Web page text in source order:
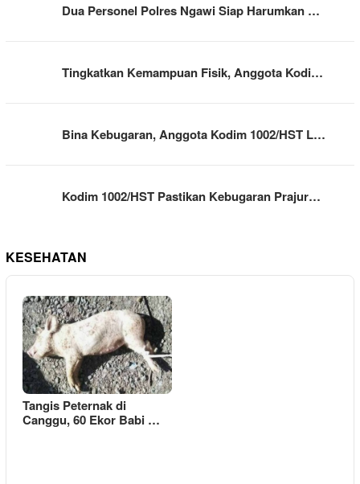
Dua Personel Polres Ngawi Siap Harumkan …
Tingkatkan Kemampuan Fisik, Anggota Kodi…
Bina Kebugaran, Anggota Kodim 1002/HST L…
Kodim 1002/HST Pastikan Kebugaran Prajur…
KESEHATAN
Tangis Peternak di
Canggu, 60 Ekor Babi …